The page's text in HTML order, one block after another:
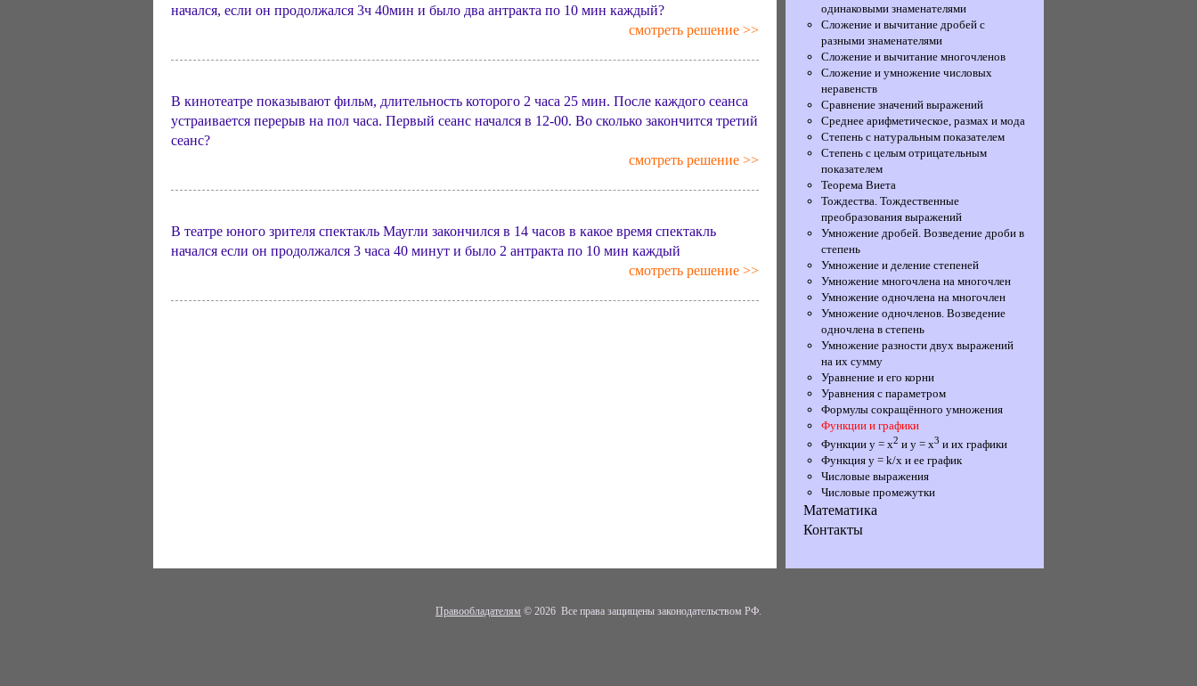
начался, если он продолжался 3ч 40мин и было два антракта по 10 мин каждый?
смотреть решение >>
В кинотеатре показывают фильм, длительность которого 2 часа 25 мин. После каждого сеанса
устраивается перерыв на пол часа. Первый сеанс начался в 12-00. Во сколько закончится третий
сеанс?
смотреть решение >>
В театре юного зрителя спектакль Маугли закончился в 14 часов в какое время спектакль
начался если он продолжался 3 часа 40 минут и было 2 антракта по 10 мин каждый
смотреть решение >>
одинаковыми знаменателями
Сложение и вычитание дробей с
разными знаменателями
Сложение и вычитание многочленов
Сложение и умножение числовых
неравенств
Сравнение значений выражений
Среднее арифметическое, размах и мода
Степень с натуральным показателем
Степень с целым отрицательным
показателем
Теорема Виета
Тождества. Тождественные
преобразования выражений
Умножение дробей. Возведение дроби в
степень
Умножение и деление степеней
Умножение многочлена на многочлен
Умножение одночлена на многочлен
Умножение одночленов. Возведение
одночлена в степень
Умножение разности двух выражений
на их сумму
Уравнение и его корни
Уравнения с параметром
Формулы сокращённого умножения
Функции и графики
Функции у = х2 и у = х3 и их графики
Функция y = k/x и ее график
Числовые выражения
Числовые промежутки
Математика
Контакты
Правообладателям © 2026 Все права защищены законодательством РФ.